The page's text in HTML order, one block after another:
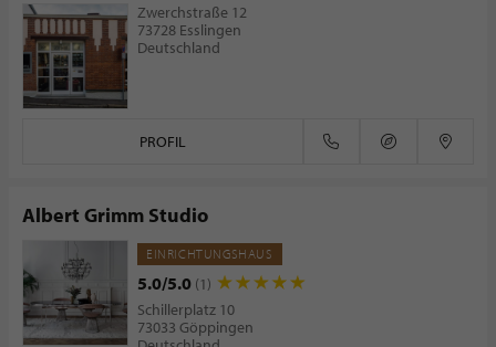
Zwerchstraße 12
73728 Esslingen
Deutschland
PROFIL
Albert Grimm Studio
EINRICHTUNGSHAUS
5.0/5.0 (1)
Schillerplatz 10
73033 Göppingen